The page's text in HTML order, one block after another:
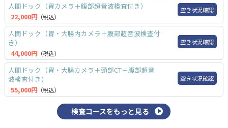
人間ドック（胃カメラ＋腹部超音波検査付き）
22,000円 （税込）
空き状況確認
人間ドック（胃・大腸内カメラ＋腹部超音波検査付
き）
44,000円 （税込）
空き状況確認
人間ドック（胃・大腸カメラ＋頭部CT＋腹部超音
波検査付き）
55,000円 （税込）
空き状況確認
検査コースをもっと見る